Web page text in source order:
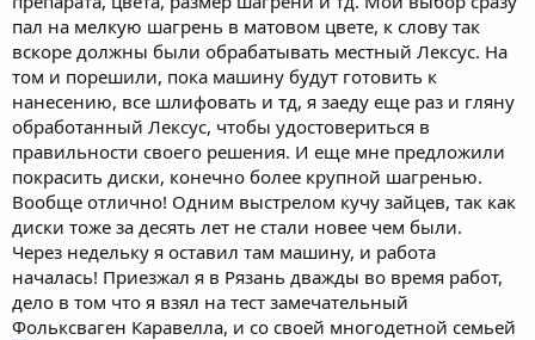
пал на мелкую шагрень в матовом цвете, к слову так
вскоре должны были обрабатывать местный Лексус. На
том и порешили, пока машину будут готовить к
нанесению, все шлифовать и тд, я заеду еще раз и гляну
обработанный Лексус, чтобы удостовериться в
правильности своего решения. И еще мне предложили
покрасить диски, конечно более крупной шагренью.
Вообще отлично! Одним выстрелом кучу зайцев, так как
диски тоже за десять лет не стали новее чем были.
Через недельку я оставил там машину, и работа
началась! Приезжал я в Рязань дважды во время работ,
дело в том что я взял на тест замечательный
Фольксваген Каравелла, и со своей многодетной семьей